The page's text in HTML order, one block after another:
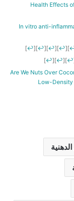
Health Effects
In vitro anti-
]
[
↩
]
[
↩
]
[
↩
]
[
↩
]
↩
]
[
↩
]
[
↩
]
Are We Nuts Over
Low-Density